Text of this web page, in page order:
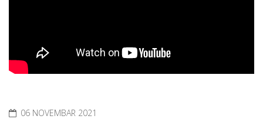
06 NOVEMBAR 2021